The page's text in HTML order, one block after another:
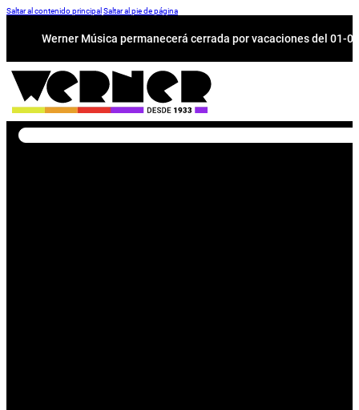
Saltar al contenido principal Saltar al pie de página
Werner Música permanecerá cerrada por vacaciones del 01-
Buscar